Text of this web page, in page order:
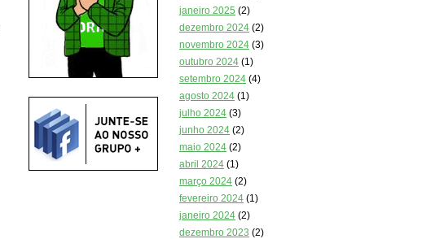
janeiro 2025 (2)
dezembro 2024 (2)
novembro 2024 (3)
outubro 2024 (1)
setembro 2024 (4)
agosto 2024 (1)
julho 2024 (3)
junho 2024 (2)
maio 2024 (2)
abril 2024 (1)
março 2024 (2)
fevereiro 2024 (1)
janeiro 2024 (2)
dezembro 2023 (2)